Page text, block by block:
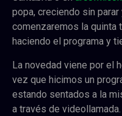
popa, creciendo sin
comenzaremos la quinta
haciendo el programa y
La novedad viene por el
vez que hicimos un
estando sentados a la
a través de